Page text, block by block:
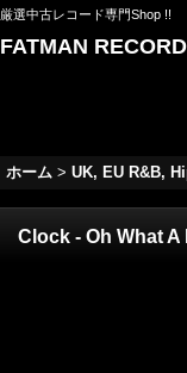
厳選中古レコード専門Shop !!
FATMAN
ホーム > UK, EU R&B,
Clock - Oh What A